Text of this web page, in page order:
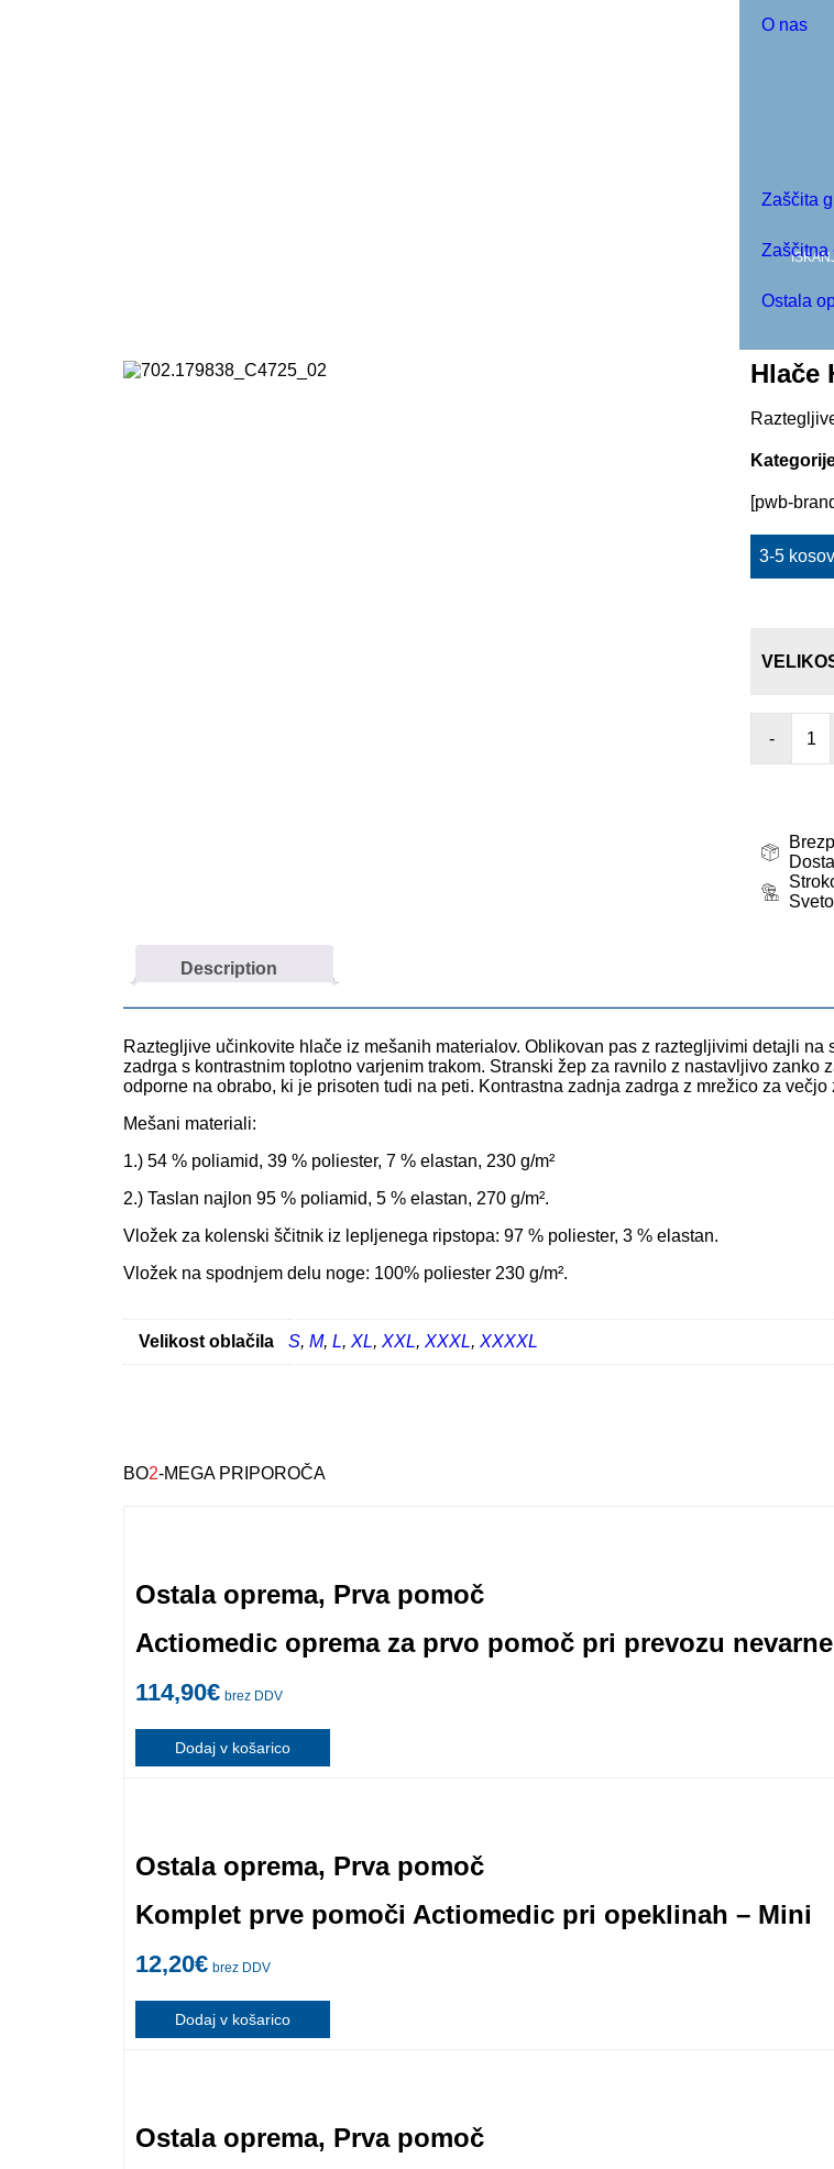
O nas
Zaščita
Zaščitna
Ostala
Hlače
[pwb-
3-5 kosov
-
Description
Raztegljive učinkovite hlače iz mešanih materialov. Oblikovan pas z raztegljivimi detajli
zadrga s kontrastnim toplotno varjenim trakom. Stranski žep za ravnilo z nastavljivo
odporne na obrabo, ki je prisoten tudi na peti. Kontrastna zadnja zadrga z mrežico za
Mešani materiali:
1.) 54 % poliamid, 39 % poliester, 7 % elastan, 230 g/m²
2.) Taslan najlon 95 % poliamid, 5 % elastan, 270 g/m².
Vložek za kolenski ščitnik iz lepljenega ripstopa: 97 % poliester, 3 % elastan.
Vložek na spodnjem delu noge: 100% poliester 230 g/m².
Velikost oblačila S, M, L, XL, XXL, XXXL, XXXXL
BO2-MEGA PRIPOROČA
Ostala oprema, Prva pomoč
Actiomedic oprema za prvo pomoč pri prevozu
114,90€ brez DDV
Dodaj v košarico
Ostala oprema, Prva pomoč
Komplet prve pomoči Actiomedic pri opeklinah – Mini
12,20€ brez DDV
Dodaj v košarico
Ostala oprema, Prva pomoč